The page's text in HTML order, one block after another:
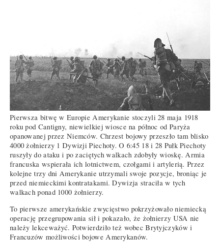
Pierwsza bitwę w Europie Amerykanie stoczyli 28 maja 1918
roku pod Cantigny, niewielkiej wiosce na północ od Paryża
opanowanej przez Niemców. Chrzest bojowy przeszło tam blisko
4000 żołnierzy 1 Dywizji Piechoty. O 6:45 18 i 28 Pułk Piechoty
ruszyły do ataku i po zaciętych walkach zdobyły wioskę. Armia
francuska wspierała ich lotnictwem, czołgami i artylerią. Przez
kolejne trzy dni Amerykanie utrzymali swoje pozycje, broniąc je
przed niemieckimi kontratakami. Dywizja straciła w tych
walkach ponad 1000 żołnierzy.
To pierwsze amerykańskie zwycięstwo pokrzyżowało niemiecką
operację przegrupowania sił i pokazało, że żołnierzy USA nie
należy lekceważyć. Potwierdziło też wobec Brytyjczyków i
Francuzów możliwości bojowe Amerykanów.